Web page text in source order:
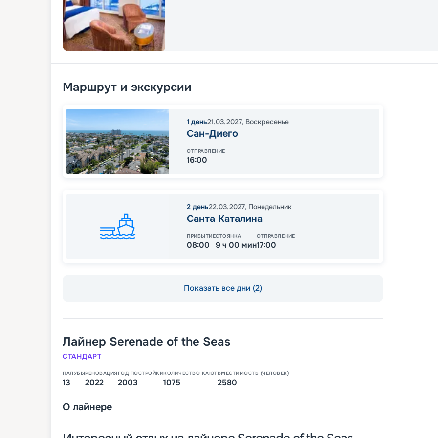
Маршрут и экскурсии
1 день21.03.2027, Воскресенье
Сан-Диего
ОТПРАВЛЕНИЕ
16:00
2 день22.03.2027, Понедельник
Санта Каталина
ПРИБЫТИЕ
08:00
СТОЯНКА
9 ч 00 мин
ОТПРАВЛЕНИЕ
17:00
Показать все дни (2)
Лайнер Serenade of the Seas
СТАНДАРТ
ПАЛУБЫ
13
РЕНОВАЦИЯ
2022
ГОД ПОСТРОЙКИ
2003
КОЛИЧЕСТВО КАЮТ
1075
ВМЕСТИМОСТЬ (ЧЕЛОВЕК)
2580
О лайнере